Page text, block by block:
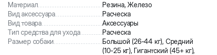
Материал
Резина, Железо
Вид аксессуара
Расческа
Вид товара
Аксессуары
Тип средства для ухода
Расческа
Размер собаки
Большой (26-44 кг), Средний
(10-25 кг), Гигантский (45+ кг),